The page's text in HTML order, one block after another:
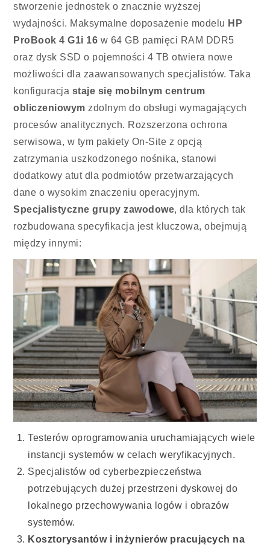
stworzenie jednostek o znacznie wyższej
wydajności. Maksymalne doposażenie modelu HP
ProBook 4 G1i 16 w 64 GB pamięci RAM DDR5
oraz dysk SSD o pojemności 4 TB otwiera nowe
możliwości dla zaawansowanych specjalistów. Taka
konfiguracja staje się mobilnym centrum
obliczeniowym zdolnym do obsługi wymagających
procesów analitycznych. Rozszerzona ochrona
serwisowa, w tym pakiety On-Site z opcją
zatrzymania uszkodzonego nośnika, stanowi
dodatkowy atut dla podmiotów przetwarzających
dane o wysokim znaczeniu operacyjnym.
Specjalistyczne grupy zawodowe, dla których tak
rozbudowana specyfikacja jest kluczowa, obejmują
między innymi:
Testerów oprogramowania uruchamiających wiele
instancji systemów w celach weryfikacyjnych.
Specjalistów od cyberbezpieczeństwa
potrzebujących dużej przestrzeni dyskowej do
lokalnego przechowywania logów i obrazów
systemów.
Kosztorysantów i inżynierów pracujących na